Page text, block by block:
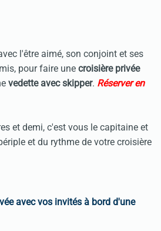
l'être aimé, son conjoint et ses
pour faire une croisière privée
vedette avec skipper. Réserver en
et demi, c'est vous le capitaine et
et du rythme de votre croisière
avec vos invités à bord d'une